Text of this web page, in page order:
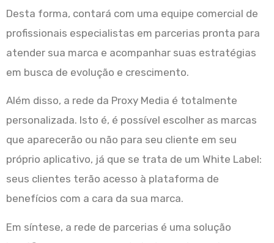
Desta forma, contará com uma equipe comercial de
profissionais especialistas em parcerias pronta para
atender sua marca e acompanhar suas estratégias
em busca de evolução e crescimento.
Além disso, a rede da Proxy Media é totalmente
personalizada. Isto é, é possível escolher as marcas
que aparecerão ou não para seu cliente em seu
próprio aplicativo, já que se trata de um White Label:
seus clientes terão acesso à plataforma de
benefícios com a cara da sua marca.
Em síntese, a rede de parcerias é uma solução